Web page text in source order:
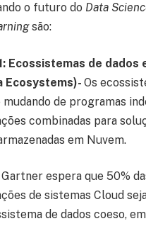
o futuro do Data
são:
Ecossistemas de dados
Ecosystems)- Os
mudando de programas
combinadas para
em Nuvem.
espera que 50%
de sistemas Cloud
de dados coeso,